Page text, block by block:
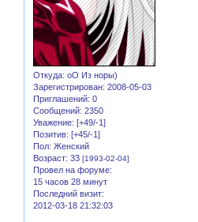
Откуда: оО Из норы)
Зарегистрирован: 2008-05-03
Приглашений: 0
Сообщений: 2350
Уважение: [+49/-1]
Позитив: [+45/-1]
Пол: Женский
Возраст: 33 [1993-02-04]
Провел на форуме:
15 часов 28 минут
Последний визит:
2012-03-18 21:32:03